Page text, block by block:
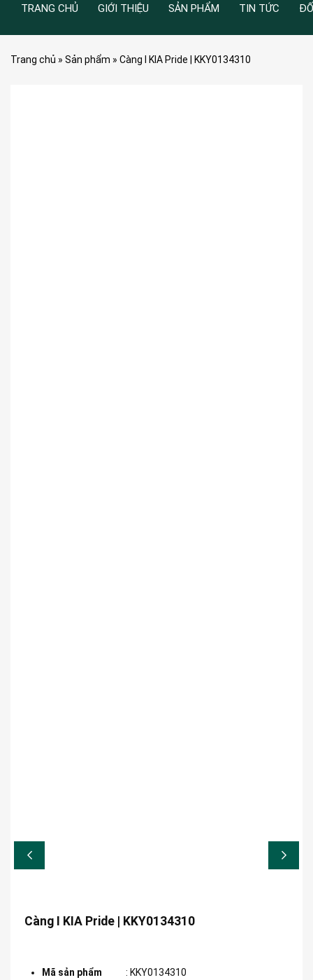
TRANG CHỦ GIỚI THIỆU SẢN PHẨM TIN TỨC
Trang chủ » Sản phẩm » Càng I KIA Pride | KKY0134310
Càng I KIA Pride | KKY0134310
Mã sản phẩm : KKY0134310